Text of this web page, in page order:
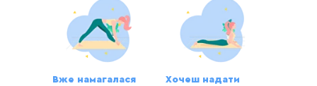
Вже намагалася
Хочеш надати